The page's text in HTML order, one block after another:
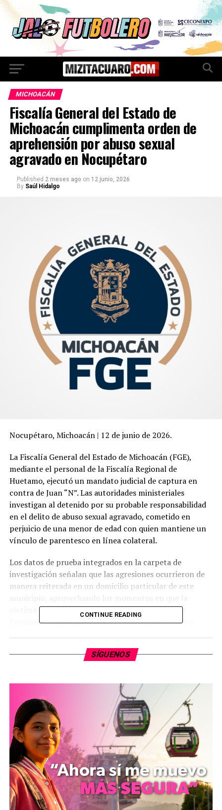
MICHOACÁN
Fiscalía General del Estado de
Michoacán cumplimenta orden de
aprehensión por abuso sexual
agravado en Nocupétaro
Published 2 meses ago on 12 junio, 2026
By Saúl Hidalgo
Nocupétaro, Michoacán | 12 de junio de 2026.
La Fiscalía General del Estado de Michoacán (FGE),
mediante el personal de la Fiscalía Regional de
Huetamo, ejecutó un mandato judicial de captura en
contra de Juan “N”. Las autoridades ministeriales
investigan al detenido por su probable responsabilidad
en el delito de abuso sexual agravado, cometido en
perjuicio de una menor de edad con quien mantiene un
vínculo de parentesco en línea colateral.
Los datos de prueba integrados en la carpeta de
investigación señalan que las agresiones ocurrieron de
manera reiterada en un domicilio particular de este
víctima se encontraba sin la supervisión de otros
familiares. El informe oficial establece que los actos
y 6 años de edad y se prolongaron de forma continua
durante varios años.
evento delictivo se registró el 28 de febrero de 2026,
fecha en la que el imputado presuntamente ingresó a la
habitación de la menor para agredirla y proferir
amenazas con el fin de evitar que revelara la situación.
Tras la denuncia, el agente del Ministerio Público
obtuvo la orden de aprehensión de un Juez de Control,
ante cuya autoridad fue puesto a disposición el detenido
para que determine su situación jurídica.
MiZitácuaro.
CONTINUE READING
SÍGUENOS